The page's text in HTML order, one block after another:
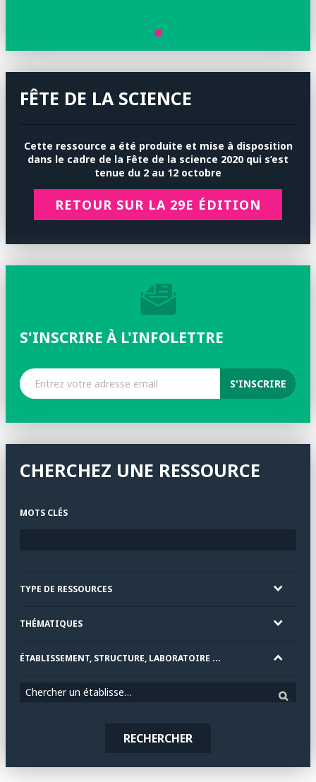
FÊTE DE LA SCIENCE
Cette ressource a été produite et mise à disposition
dans le cadre de la Fête de la science 2020 qui s’est
tenue du 2 au 12 octobre
RETOUR SUR LA 29E ÉDITION
S'INSCRIRE À L'INFOLETTRE
CHERCHEZ UNE RESSOURCE
MOTS CLÉS
TYPE DE RESSOURCES
THÉMATIQUES
ÉTABLISSEMENT, STRUCTURE, LABORATOIRE ...
Chercher un établissement
RECHERCHER